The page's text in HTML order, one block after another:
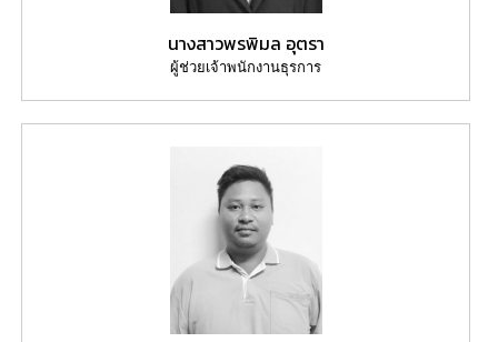
นางสาวพรพิมล อุตรา
ผู้ช่วยเจ้าพนักงานธุรการ